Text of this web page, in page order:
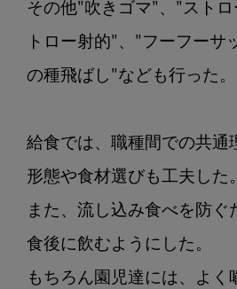
よ
る
口
能
改
善
その他"吹きゴマ"、"スト
トロー射的"、"フーフーサ
の種飛ばし"なども行った。
給食では、職種間での共通
形態や食材選びも工夫した。
また、流し込み食べを防ぐ
食後に飲むようにした。
もちろん園児達には、よく